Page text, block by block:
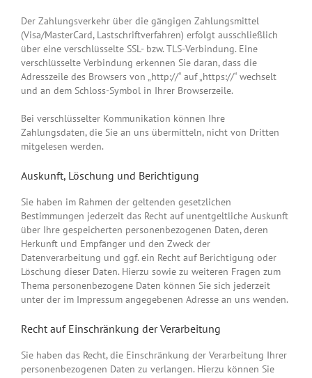
Der Zahlungsverkehr über die gängigen Zahlungsmittel
(Visa/MasterCard, Lastschriftverfahren) erfolgt ausschließlich
über eine verschlüsselte SSL- bzw. TLS-Verbindung. Eine
verschlüsselte Verbindung erkennen Sie daran, dass die
Adresszeile des Browsers von „http://“ auf „https://“ wechselt
und an dem Schloss-Symbol in Ihrer Browserzeile.
Bei verschlüsselter Kommunikation können Ihre
Zahlungsdaten, die Sie an uns übermitteln, nicht von Dritten
mitgelesen werden.
Auskunft, Löschung und Berichtigung
Sie haben im Rahmen der geltenden gesetzlichen
Bestimmungen jederzeit das Recht auf unentgeltliche Auskunft
über Ihre gespeicherten personenbezogenen Daten, deren
Herkunft und Empfänger und den Zweck der
Datenverarbeitung und ggf. ein Recht auf Berichtigung oder
Löschung dieser Daten. Hierzu sowie zu weiteren Fragen zum
Thema personenbezogene Daten können Sie sich jederzeit
unter der im Impressum angegebenen Adresse an uns wenden.
Recht auf Einschränkung der Verarbeitung
Sie haben das Recht, die Einschränkung der Verarbeitung Ihrer
personenbezogenen Daten zu verlangen. Hierzu können Sie